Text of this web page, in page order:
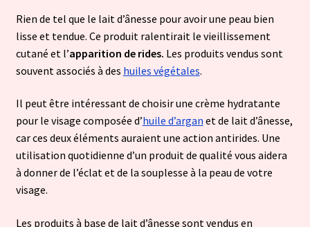
Rien de tel que le lait d’ânesse pour avoir une peau bien
lisse et tendue. Ce produit ralentirait le vieillissement
cutané et l’apparition de rides. Les produits vendus sont
souvent associés à des huiles végétales.
Il peut être intéressant de choisir une crème hydratante
pour le visage composée d’huile d’argan et de lait d’ânesse,
car ces deux éléments auraient une action antirides. Une
utilisation quotidienne d’un produit de qualité vous aidera
à donner de l’éclat et de la souplesse à la peau de votre
visage.
Les produits à base de lait d’ânesse sont vendus en